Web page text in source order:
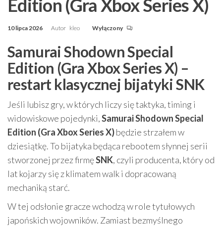
Edition (Gra Xbox Series X)
10 lipca 2026 Autor kleo Wyłączony
Samurai Shodown Special
Edition (Gra Xbox Series X) –
restart klasycznej bijatyki SNK
Jeśli lubisz gry, w których liczy się taktyka, timing i
widowiskowe pojedynki,Samurai Shodown Special
Edition (Gra Xbox Series X)będzie strzałem w
dziesiątkę. To bijatyka będąca rebootem słynnej serii
stworzonej przez firmęSNK, czyli producenta, który od
lat kojarzy się z klimatem walk i dopracowaną
mechaniką starć.
W tej odsłonie gracze wchodzą w role tytułowych
japońskich wojowników. Zamiast bezmyślnego